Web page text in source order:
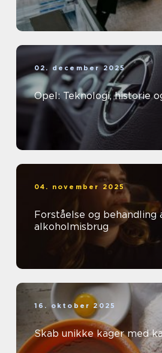
02. december 2025
Opel: Teknologi, historie
04. november 2025
Forståelse og behandling
alkoholmisbrug
16. oktober 2025
Skab unikke kager med